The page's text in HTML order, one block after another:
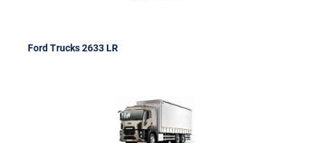
Ford Trucks 2633 LR